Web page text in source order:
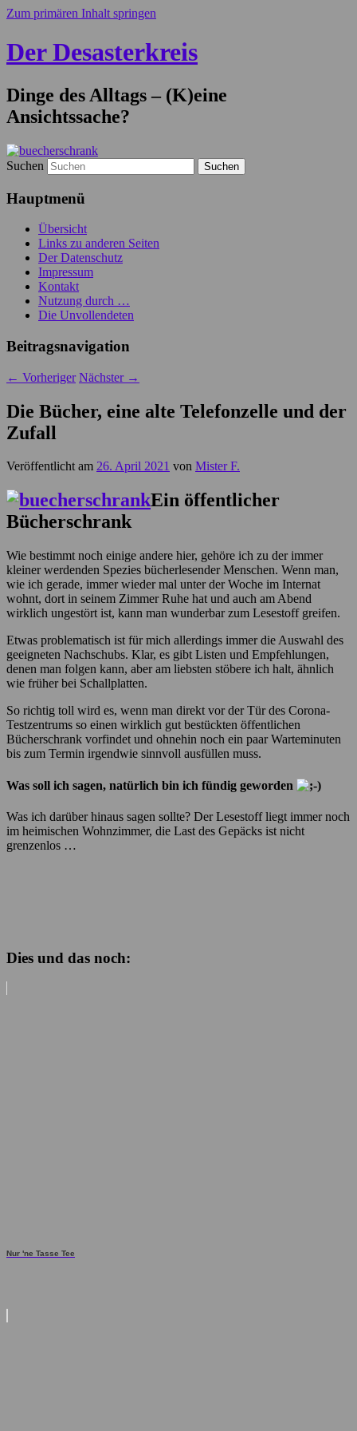
Zum primären Inhalt springen
Der Desasterkreis
Dinge des Alltags – (K)eine
Ansichtssache?
Suchen
Hauptmenü
Übersicht
Links zu anderen Seiten
Der Datenschutz
Impressum
Kontakt
Nutzung durch …
Die Unvollendeten
Beitragsnavigation
← Vorheriger Nächster →
Die Bücher, eine alte Telefonzelle und der
Zufall
Veröffentlicht am 26. April 2021 von Mister F.
Ein öffentlicher
Bücherschrank
Wie bestimmt noch einige andere hier, gehöre ich zu der immer
kleiner werdenden Spezies bücherlesender Menschen. Wenn man,
wie ich gerade, immer wieder mal unter der Woche im Internat
wohnt, dort in seinem Zimmer Ruhe hat und auch am Abend
wirklich ungestört ist, kann man wunderbar zum Lesestoff greifen.
Etwas problematisch ist für mich allerdings immer die Auswahl des
geeigneten Nachschubs. Klar, es gibt Listen und Empfehlungen,
denen man folgen kann, aber am liebsten stöbere ich halt, ähnlich
wie früher bei Schallplatten.
So richtig toll wird es, wenn man direkt vor der Tür des Corona-
Testzentrums so einen wirklich gut bestückten öffentlichen
Bücherschrank vorfindet und ohnehin noch ein paar Warteminuten
bis zum Termin irgendwie sinnvoll ausfüllen muss.
Was soll ich sagen, natürlich bin ich fündig geworden
Was ich darüber hinaus sagen sollte? Der Lesestoff liegt immer noch
im heimischen Wohnzimmer, die Last des Gepäcks ist nicht
grenzenlos …
Dies und das noch:
Nur 'ne Tasse Tee